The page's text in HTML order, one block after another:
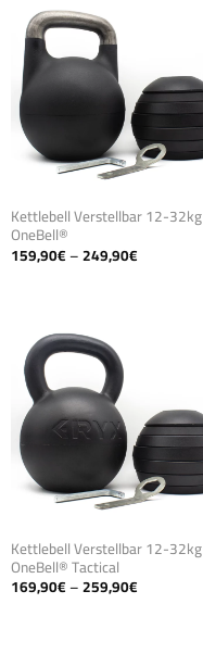
Kettlebell Verstellbar 12-32kg
OneBell®
159,90€–249,90€Preisspanne:
159,90€
Kettlebell Verstellbar 12-32kg
OneBell® Tactical
169,90€–259,90€Preisspanne:
169,90€